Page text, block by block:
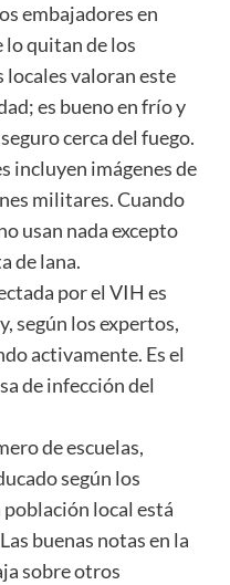
embajadores en
lo quitan de los
locales valoran este
es bueno en frío y
cerca del fuego.
incluyen imágenes de
militares. Cuando
usan nada excepto
de lana.
por el VIH es
según los expertos,
activamente. Es el
de infección del
de escuelas,
según los
local está
buenas notas en la
sobre otros